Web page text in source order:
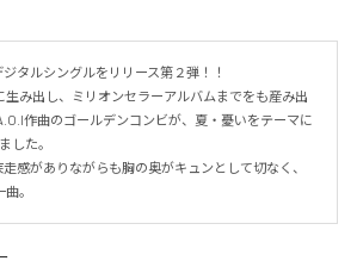
タルシングルをリリース第２弾！！
生み出し、ミリオンセラーアルバムまでをも産み出
作曲のゴールデンコンビが、夏・憂いをテーマに
した。
感がありながらも胸の奥がキュンとして切なく、
。